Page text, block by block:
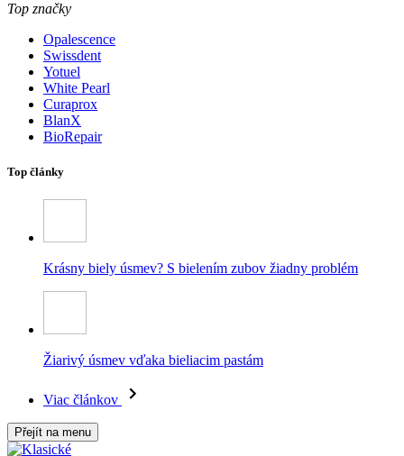
Top značky
Opalescence
Swissdent
Yotuel
White Pearl
Curaprox
BlanX
BioRepair
Top články
Krásny biely úsmev? S bielením zubov žiadny problém
Žiarivý úsmev vďaka bieliacim pastám
Viac článkov
Přejít na menu